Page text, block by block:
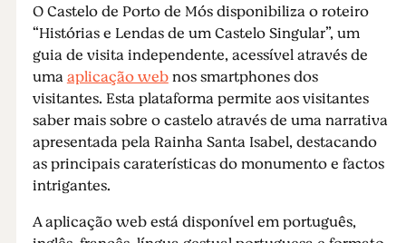
O Castelo de Porto de Mós disponibiliza o roteiro
“Histórias e Lendas de um Castelo Singular”, um
guia de visita independente, acessível através de
umaaplicação webnos smartphones dos
visitantes. Esta plataforma permite aos visitantes
saber mais sobre o castelo através de uma narrativa
apresentada pela Rainha Santa Isabel, destacando
as principais caraterísticas do monumento e factos
intrigantes.
A aplicação web está disponível em português,